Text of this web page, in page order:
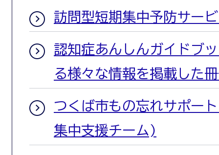
訪問型短期集中予防サー
認知症あんしんガイドブ
る様々な情報を掲載した
つくば市もの忘れサポー
集中支援チーム)